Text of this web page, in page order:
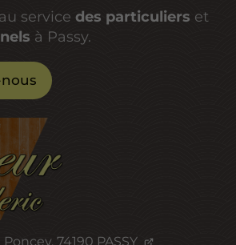
Poncey, 74190 PASSY
service des particuliers et
à Passy.